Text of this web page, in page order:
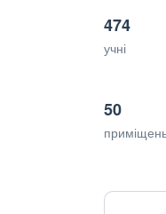
474
учні
50